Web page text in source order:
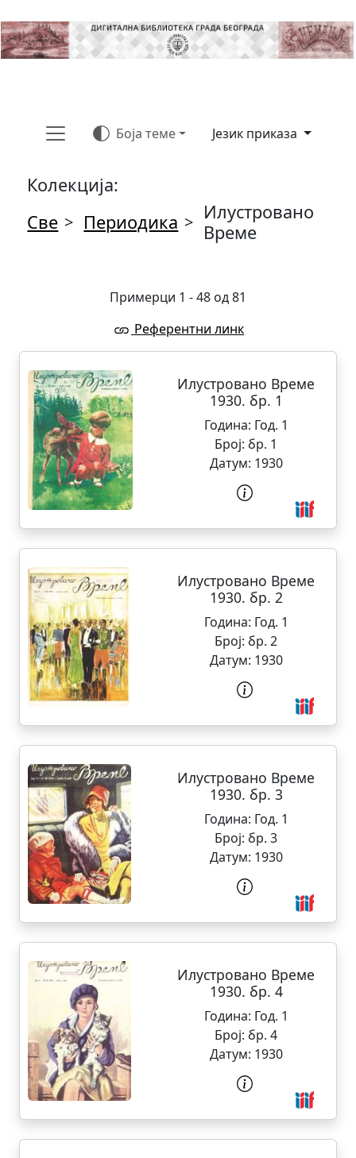
Боја теме Језик приказа
Колекција:
Све > Периодика > Илустровано
Време
Примерци 1 - 48 од 81
Референтни линк
Илустровано Време
1930. бр. 1
Година: Год. 1
Број: бр. 1
Датум: 1930
Илустровано Време
1930. бр. 2
Година: Год. 1
Број: бр. 2
Датум: 1930
Илустровано Време
1930. бр. 3
Година: Год. 1
Број: бр. 3
Датум: 1930
Илустровано Време
1930. бр. 4
Година: Год. 1
Број: бр. 4
Датум: 1930